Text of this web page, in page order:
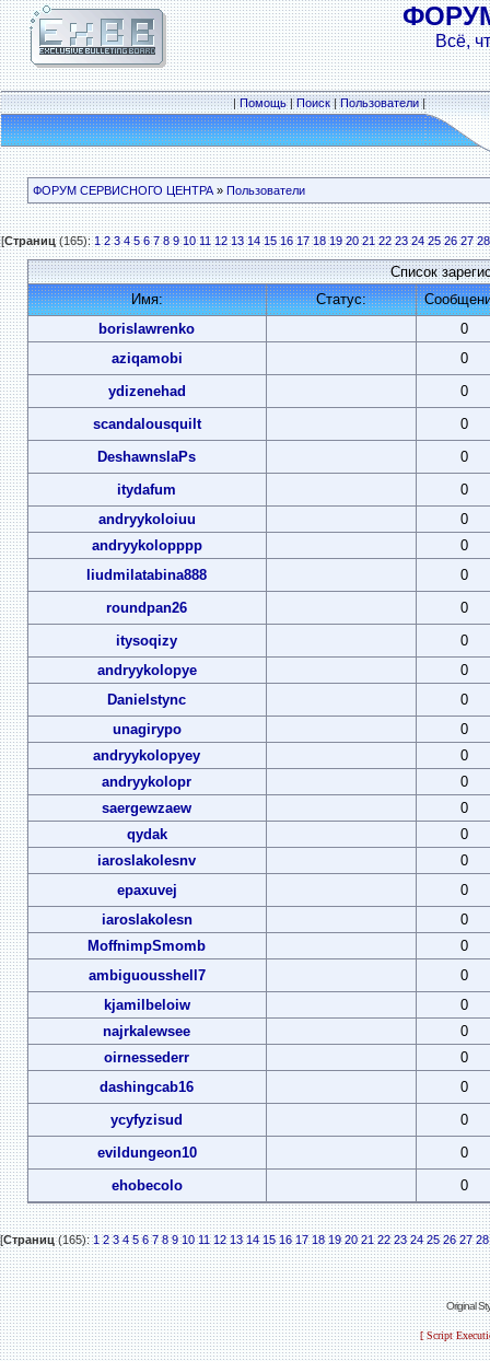
Всё,
|Помощь|Поиск|Пользователи|
ФОРУМ СЕРВИСНОГО ЦЕНТРА» Пользователи
[Страниц(165):1 2 3 4 5 6 7 8 9 10 11 12 13 14 15 16 17 18 19 20 21 22 23 24 25 26 27 28
Список
Имя:
Статус:
borislawrenko
0
aziqamobi
0
ydizenehad
0
scandalousquilt
0
DeshawnslaPs
0
itydafum
0
andryykoloiuu
0
andryykolopppp
0
liudmilatabina888
0
roundpan26
0
itysoqizy
0
andryykolopye
0
Danielstync
0
unagirypo
0
andryykolopyey
0
andryykolopr
0
saergewzaew
0
qydak
0
iaroslakolesnv
0
epaxuvej
0
iaroslakolesn
0
MoffnimpSmomb
0
ambiguousshell7
0
kjamilbeloiw
0
najrkalewsee
0
oirnessederr
0
dashingcab16
0
ycyfyzisud
0
evildungeon10
0
ehobecolo
0
[Страниц(165):1 2 3 4 5 6 7 8 9 10 11 12 13 14 15 16 17 18 19 20 21 22 23 24 25 26 27 28
Original
[ Script